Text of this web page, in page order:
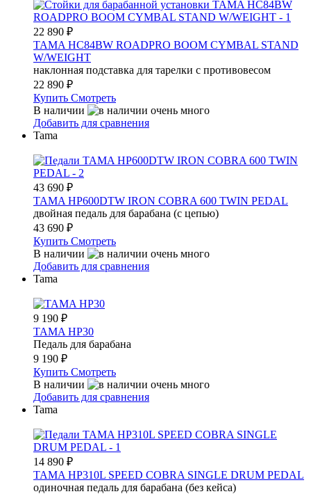
22 890 ₽
TAMA HC84BW ROADPRO BOOM CYMBAL STAND
W/WEIGHT
наклонная подставка для тарелки с противовесом
22 890 ₽
Купить Смотреть
В наличии
Добавить для сравнения
Tama
43 690 ₽
TAMA HP600DTW IRON COBRA 600 TWIN PEDAL
двойная педаль для барабана (с цепью)
43 690 ₽
Купить Смотреть
В наличии
Добавить для сравнения
Tama
9 190 ₽
TAMA HP30
Педаль для барабана
9 190 ₽
Купить Смотреть
В наличии
Добавить для сравнения
Tama
14 890 ₽
TAMA HP310L SPEED COBRA SINGLE DRUM PEDAL
одиночная педаль для барабана (без кейса)